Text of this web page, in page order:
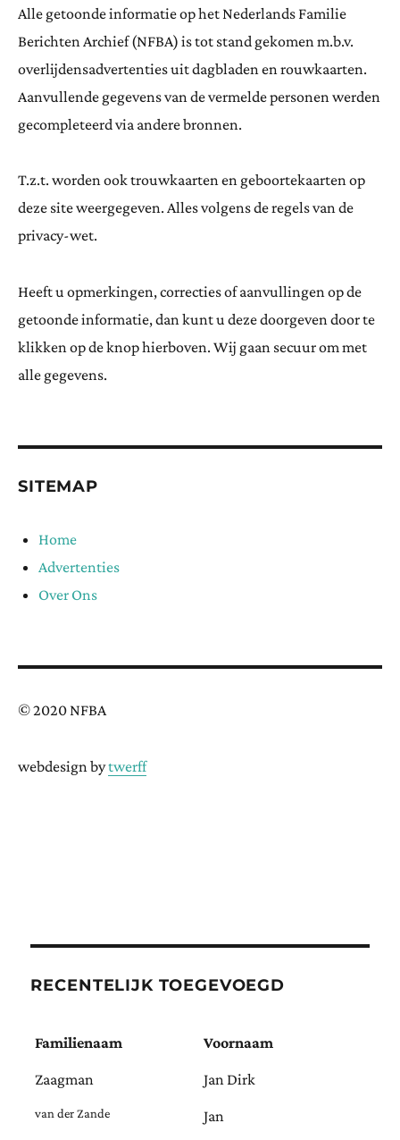
Alle getoonde informatie op het Nederlands Familie
Berichten Archief (NFBA) is tot stand gekomen m.b.v.
overlijdensadvertenties uit dagbladen en rouwkaarten.
Aanvullende gegevens van de vermelde personen werden
gecompleteerd via andere bronnen.
T.z.t. worden ook trouwkaarten en geboortekaarten op
deze site weergegeven. Alles volgens de regels van de
privacy-wet.
Heeft u opmerkingen, correcties of aanvullingen op de
getoonde informatie, dan kunt u deze doorgeven door te
klikken op de knop hierboven. Wij gaan secuur om met
alle gegevens.
SITEMAP
Home
Advertenties
Over Ons
© 2020 NFBA
webdesign bytwerff
RECENTELIJK TOEGEVOEGD
Familienaam Voornaam
Zaagman Jan Dirk
van der Zande Jan